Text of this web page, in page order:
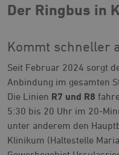
Der Ringbus in
Kommt schneller
Seit Februar 2024 sorgt
Anbindung im gesamten
Die Linien R7 und R8
5:30 bis 20 Uhr im 20-
unter anderem den
Klinikum (Haltestelle